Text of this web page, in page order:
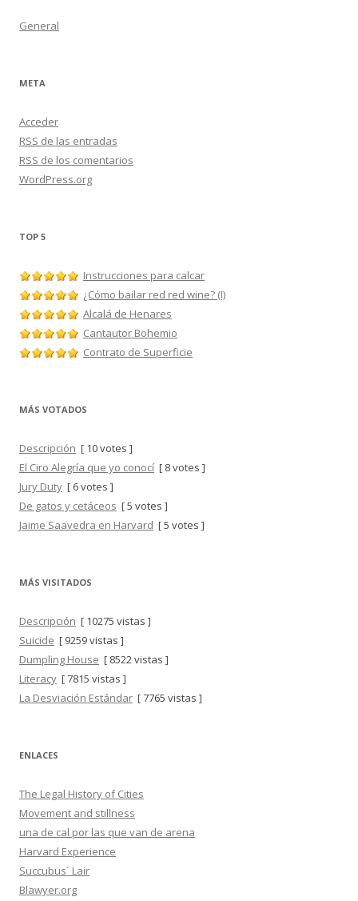
General
META
Acceder
RSS de las entradas
RSS de los comentarios
WordPress.org
TOP 5
Instrucciones para calcar
¿Cómo bailar red red wine? (I)
Alcalá de Henares
Cantautor Bohemio
Contrato de Superficie
MÁS VOTADOS
Descripción [ 10 votes ]
El Ciro Alegría que yo conocí [ 8 votes ]
Jury Duty [ 6 votes ]
De gatos y cetáceos [ 5 votes ]
Jaime Saavedra en Harvard [ 5 votes ]
MÁS VISITADOS
Descripción [ 10275 vistas ]
Suicide [ 9259 vistas ]
Dumpling House [ 8522 vistas ]
Literacy [ 7815 vistas ]
La Desviación Estándar [ 7765 vistas ]
ENLACES
The Legal History of Cities
Movement and stillness
una de cal por las que van de arena
Harvard Experience
Succubus´ Lair
Blawyer.org